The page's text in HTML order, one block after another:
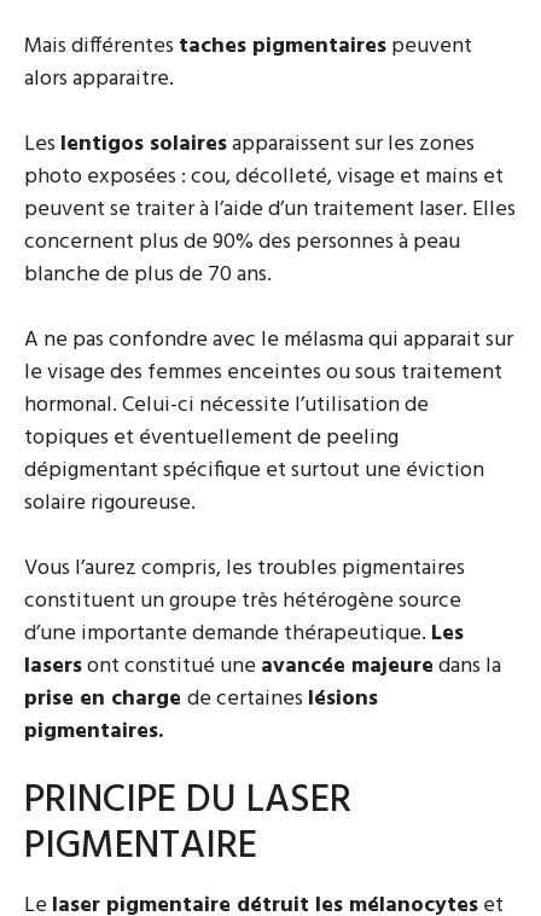
Mais différentes taches pigmentairespeuvent
alors apparaitre.
Les lentigos solairesapparaissent sur les zones
photo exposées : cou, décolleté, visage et mains et
peuvent se traiter à l’aide d’un traitement laser. Elles
concernent plus de 90% des personnes à peau
blanche de plus de 70 ans.
A ne pas confondre avec le mélasma qui apparait sur
le visage des femmes enceintes ou sous traitement
hormonal. Celui-ci nécessite l’utilisation de
topiques et éventuellement de peeling
dépigmentant spécifique et surtout une éviction
solaire rigoureuse.
Vous l’aurez compris, les troubles pigmentaires
constituent un groupe très hétérogène source
d’une importante demande thérapeutique. Les
lasersont constitué uneavancée majeuredans la
prise en charge de certaines lésions
pigmentaires.
PRINCIPE DU LASER
PIGMENTAIRE
Lelaser pigmentaire détruit les mélanocyteset